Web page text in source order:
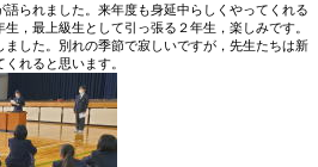
られました。来年度も身延中らしくやってくれる
，最上級生として引っ張る２年生，楽しみです。
した。別れの季節で寂しいですが，先生たちは新
れると思います。